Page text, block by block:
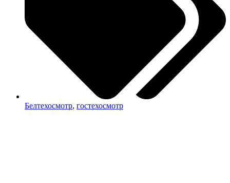
Белтехосмотр, гостехосмотр